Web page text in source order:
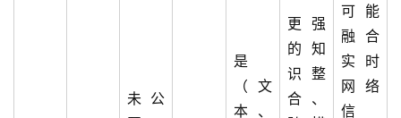
未公
是
（文
本、
更强
的知
识整
合、
可能
融合
实时
网络
信